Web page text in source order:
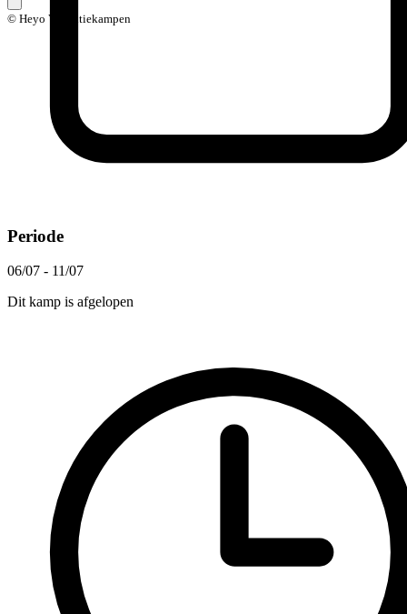
© Heyo Vakantiekampen
Periode
06/07 - 11/07
Dit kamp is afgelopen